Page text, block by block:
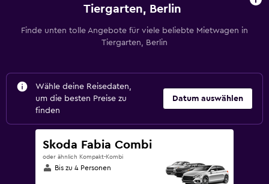
Tiergarten, Berlin
Finde unten tolle Angebote für viele beliebte Mietwagen in
Tiergarten, Berlin
Wähle deine Reisedaten,
um die besten Preise zu
finden
Datum auswählen
Skoda Fabia Combi
oder ähnlich Kompakt-Kombi
Bis zu 4 Personen